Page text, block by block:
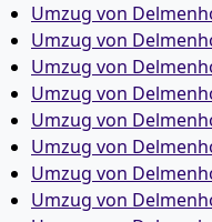
Umzug von
Umzug von
Umzug von
Umzug von
Umzug von
Umzug von
Umzug von
Umzug von